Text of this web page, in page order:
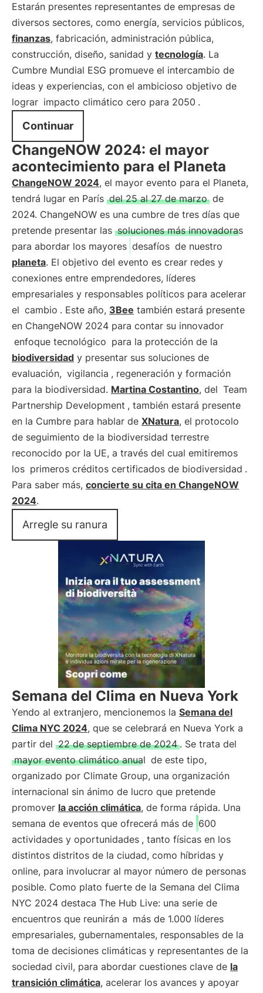
Estarán presentes representantes de empresas de
diversos sectores, como energía, servicios públicos,
finanzas, fabricación, administración pública,
construcción, diseño, sanidad y tecnología. La
Cumbre Mundial ESG promueve el intercambio de
ideas y experiencias, con el ambicioso objetivo de
lograr impacto climático cero para 2050 .
Continuar
ChangeNOW 2024: el mayor
acontecimiento para el Planeta
ChangeNOW 2024, el mayor evento para el Planeta,
tendrá lugar en París del 25 al 27 de marzo de
2024. ChangeNOW es una cumbre de tres días que
pretende presentar las soluciones más innovadoras
para abordar los mayores desafíos de nuestro
planeta. El objetivo del evento es crear redes y
conexiones entre emprendedores, líderes
empresariales y responsables políticos para acelerar
el cambio . Este año, 3Bee también estará presente
en ChangeNOW 2024 para contar su innovador
enfoque tecnológico para la protección de la
biodiversidad y presentar sus soluciones de
evaluación, vigilancia , regeneración y formación
para la biodiversidad. Martina Costantino, del Team
Partnership Development , también estará presente
en la Cumbre para hablar de XNatura, el protocolo
de seguimiento de la biodiversidad terrestre
reconocido por la UE, a través del cual emitiremos
los primeros créditos certificados de biodiversidad .
Para saber más, concierte su cita en ChangeNOW
2024.
Arregle su ranura
Semana del Clima en Nueva York
Yendo al extranjero, mencionemos la Semana del
Clima NYC 2024, que se celebrará en Nueva York a
partir del 22 de septiembre de 2024 . Se trata del
mayor evento climático anual de este tipo,
organizado por Climate Group, una organización
internacional sin ánimo de lucro que pretende
promover la acción climática, de forma rápida. Una
semana de eventos que ofrecerá más de 600
actividades y oportunidades , tanto físicas en los
distintos distritos de la ciudad, como híbridas y
online, para involucrar al mayor número de personas
posible. Como plato fuerte de la Semana del Clima
NYC 2024 destaca The Hub Live: una serie de
encuentros que reunirán a más de 1.000 líderes
empresariales, gubernamentales, responsables de la
toma de decisiones climáticas y representantes de la
sociedad civil, para abordar cuestiones clave de la
transición climática, acelerar los avances y apoyar